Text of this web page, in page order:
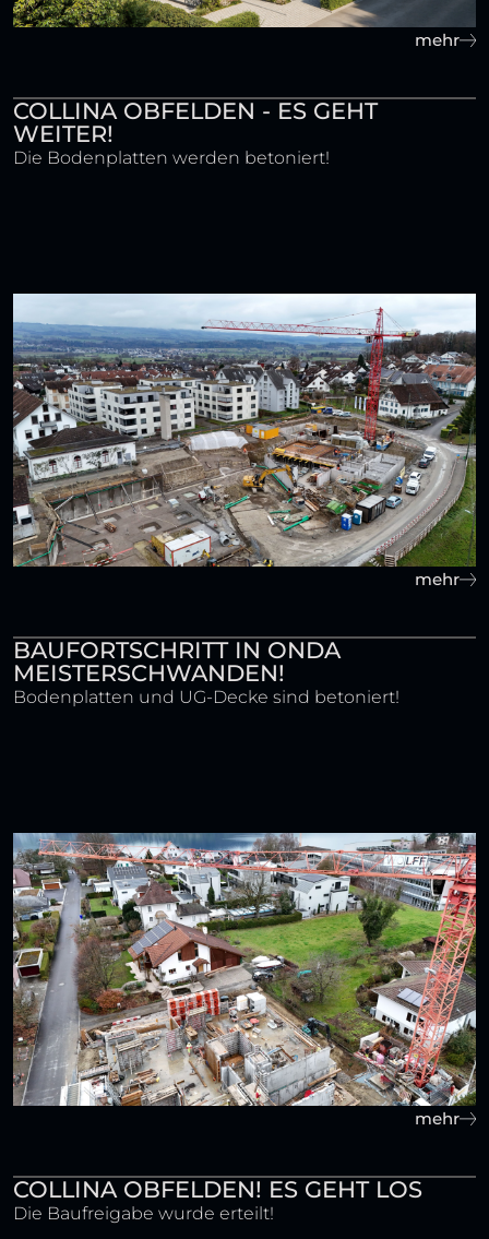
mehr
COLLINA OBFELDEN - ES GEHT
WEITER!
Die Bodenplatten werden betoniert!
mehr
BAUFORTSCHRITT IN ONDA
MEISTERSCHWANDEN!
Bodenplatten und UG-Decke sind betoniert!
mehr
COLLINA OBFELDEN! ES GEHT LOS
Die Baufreigabe wurde erteilt!